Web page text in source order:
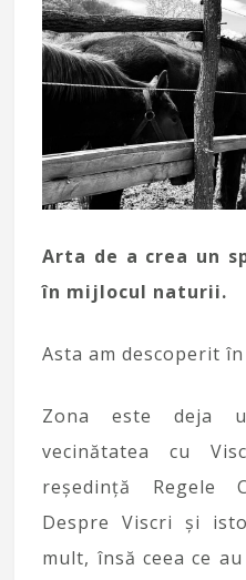
Arta de a crea un
în mijlocul naturii.
Asta am descoperit în
Zona este deja
vecinătatea cu
reședință Regele
Despre Viscri și
mult, însă ceea ce